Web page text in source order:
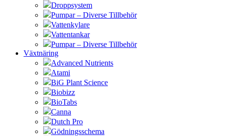
Droppsystem
Pumpar – Diverse Tillbehör
Vattenkylare
Vattentankar
Pumpar – Diverse Tillbehör
Växtnäring
Advanced Nutrients
Atami
BiG Plant Science
Biobizz
BioTabs
Canna
Dutch Pro
Gödningsschema